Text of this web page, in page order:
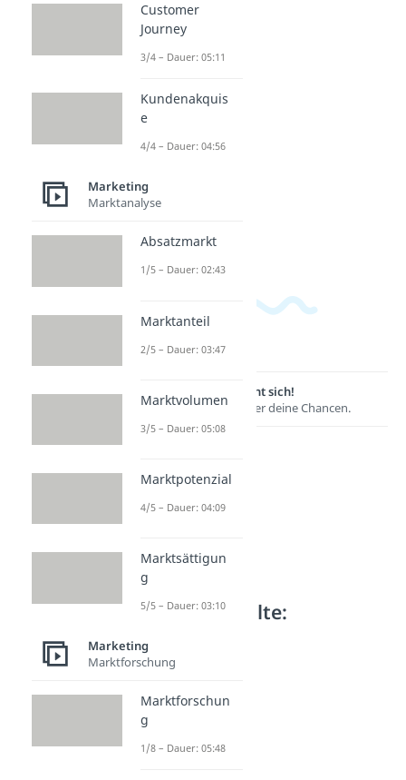
Lernen lohnt sich!
Entdecke hier deine Chancen.
Weitere Inhalte:
Marktanalyse
Dauer: 02:43
Marktanteil
Marktvolumen
Customer
Journey
3/4 – Dauer: 05:11
Kundenakquis
e
4/4 – Dauer: 04:56
Marketing
Marktanalyse
Absatzmarkt
1/5 – Dauer: 02:43
Marktanteil
2/5 – Dauer: 03:47
Marktvolumen
3/5 – Dauer: 05:08
Marktpotenzial
4/5 – Dauer: 04:09
Marktsättigun
g
5/5 – Dauer: 03:10
Marketing
Marktforschung
Marktforschun
g
1/8 – Dauer: 05:48